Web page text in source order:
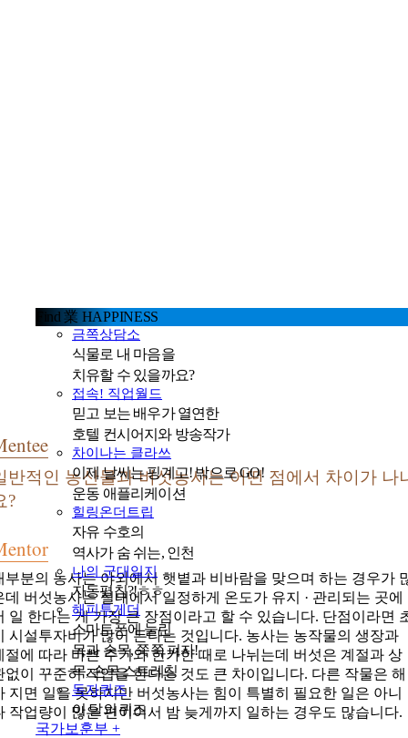
Find 業 HAPPINESS
금쪽상담소
식물로 내 마음을
치유할 수 있을까요?
접속! 직업월드
믿고 보는 배우가 열연한
호텔 컨시어지와 방송작가
차이나는 클라쓰
이제 날씨는 핑계고! 밖으로 GO!
운동 애플리케이션
힐링온더트립
자유 수호의
역사가 숨 쉬는, 인천
나의 군대일지
자동펼침?!ㅎㅎ
해피투게더
스마트폰에 눌린
목과 손목, 쭉쭉 펴자!
목, 손목 스트레칭
독자퀴즈
이 달의 퀴즈
국가보훈부 +
반적인 농산물과 버섯농사는 어떤 점에서 차이가 나
?
부분의 농사는 야외에서 햇볕과 비바람을 맞으며 하는 경우가
데 버섯농사는 실내에서 일정하게 온도가 유지 · 관리되는 곳에
일 한다는 게 가장 큰 장점이라고 할 수 있습니다. 단점이라면
시설투자비가 많이 든다는 것입니다. 농사는 농작물의 생장과
절에 따라 바쁜 주기와 한가한 때로 나뉘는데 버섯은 계절과 상
없이 꾸준히 작업을 한다는 것도 큰 차이입니다. 다른 작물은 해
지면 일을 못하지만 버섯농사는 힘이 특별히 필요한 일은 아니
작업량이 많은 편이어서 밤 늦게까지 일하는 경우도 많습니다.